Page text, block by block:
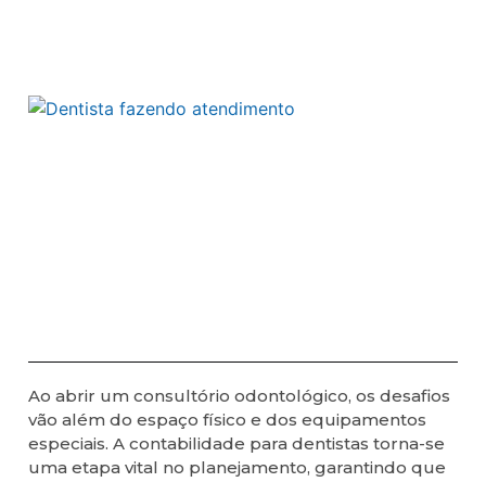
Ao abrir um consultório odontológico, os desafios
vão além do espaço físico e dos equipamentos
especiais. A contabilidade para dentistas torna-se
uma etapa vital no planejamento, garantindo que